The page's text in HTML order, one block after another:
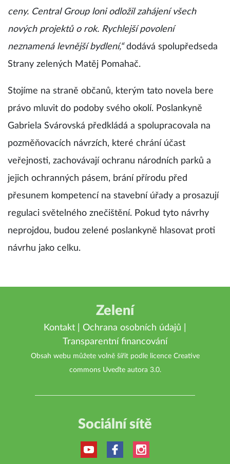
ceny. Central Group loni odložil zahájení všech
nových projektů o rok. Rychlejší povolení
neznamená levnější bydlení,“dodává spolupředseda
Strany zelených Matěj Pomahač.
Stojíme na straně občanů, kterým tato novela bere
právo mluvit do podoby svého okolí. Poslankyně
Gabriela Svárovská předkládá a spolupracovala na
pozměňovacích návrzích, které chrání účast
veřejnosti, zachovávají ochranu národních parků a
jejich ochranných pásem, brání přírodu před
přesunem kompetencí na stavební úřady a prosazují
regulaci světelného znečištění. Pokud tyto návrhy
neprojdou, budou zelené poslankyně hlasovat proti
návrhu jako celku.
Zelení
Kontakt Ochrana osobních údajů
Transparentní financování
Obsah webu můžete volně šířit podle licence Creative
commons Uveďte autora 3.0.
Sociální sítě